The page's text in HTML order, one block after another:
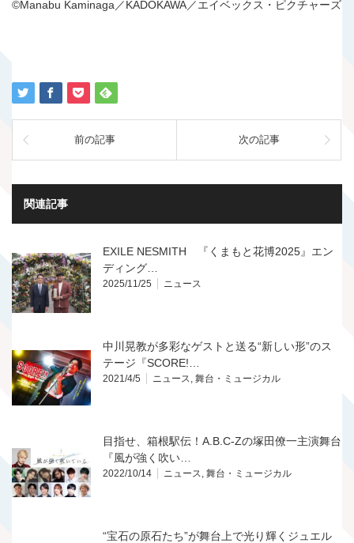
©Manabu Kaminaga／KADOKAWA／エイベックス・ピクチャーズ
前の記事 次の記事
関連記事
EXILE NESMITH 『くまもと花博2025』エン
ディング…
2025/11/25 ニュース
中川晃教が多彩なゲストと送る“新しい形”のス
テージ『SCORE!…
2021/4/5 ニュース, 舞台・ミュージカル
目指せ、箱根駅伝！A.B.C-Zの塚田僚一主演舞台
『風が強く吹い…
2022/10/14 ニュース, 舞台・ミュージカル
“宝石の原石たち”が舞台上で光り輝くジュエル